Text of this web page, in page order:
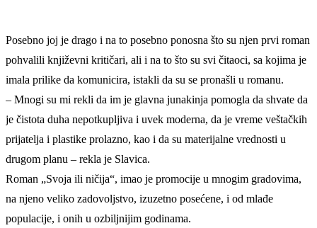
Posebno joj je drago i na to posebno ponosna što su njen prvi roman
pohvalili književni kritičari, ali i na to što su svi čitaoci, sa kojima je
imala prilike da komunicira, istakli da su se pronašli u romanu.
– Mnogi su mi rekli da im je glavna junakinja pomogla da shvate da
je čistota duha nepotkupljiva i uvek moderna, da je vreme veštačkih
prijatelja i plastike prolazno, kao i da su materijalne vrednosti u
drugom planu – rekla je Slavica.
Roman „Svoja ili ničija“, imao je promocije u mnogim gradovima,
na njeno veliko zadovoljstvo, izuzetno posećene, i od mlađe
populacije, i onih u ozbiljnijim godinama.